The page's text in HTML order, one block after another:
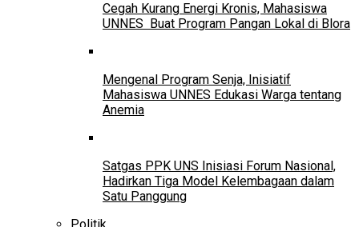
Cegah Kurang Energi Kronis, Mahasiswa
UNNES Buat Program Pangan Lokal di Blora
Mengenal Program Senja, Inisiatif
Mahasiswa UNNES Edukasi Warga tentang
Anemia
Satgas PPK UNS Inisiasi Forum Nasional,
Hadirkan Tiga Model Kelembagaan dalam
Satu Panggung